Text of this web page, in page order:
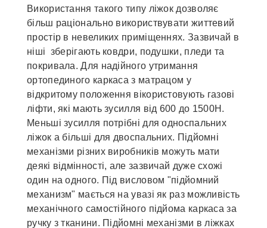
Використання такого типу ліжок дозволяє
більш раціонально використвувати життевий
простір в невеликих приміщеннях. Зазвичай в
ніші зберігають ковдри, подушки, пледи та
покривала. Для надійного утримання
ортопединого каркаса з матрацом у
відкритому положення вікористовують газові
ліфти, які мають зусилля від 600 до 1500Н.
Меньші зусилля потрібні для односпальних
ліжок а більші для двоспальних. Підйомні
механізми різних виробників можуть мати
деякі відмінності, але зазвичай дуже схожі
один на одного. Під висловом "підйомний
механизм" мається на увазі як раз можливість
механічного самостійного підйома каркаса за
ручку з тканини. Підйомні механізми в ліжках